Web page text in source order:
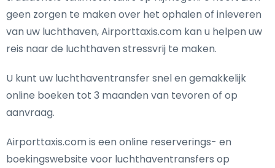
geen zorgen te maken over het ophalen of inleveren
van uw luchthaven, Airporttaxis.com kan u helpen uw
reis naar de luchthaven stressvrij te maken.
U kunt uw luchthaventransfer snel en gemakkelijk
online boeken tot 3 maanden van tevoren of op
aanvraag.
Airporttaxis.com is een online reserverings- en
boekingswebsite voor luchthaventransfers op